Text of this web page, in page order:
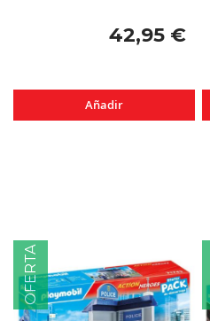
42,95 €
Añadir
OFERTA